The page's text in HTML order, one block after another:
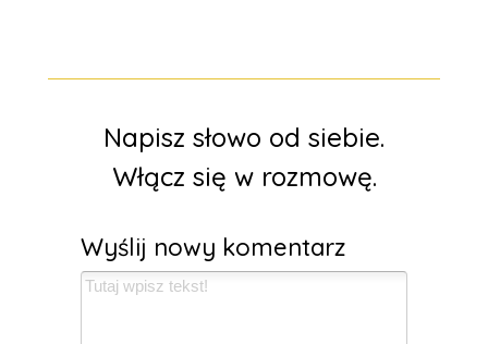
Napisz słowo od siebie.
Włącz się w rozmowę.
Wyślij nowy komentarz